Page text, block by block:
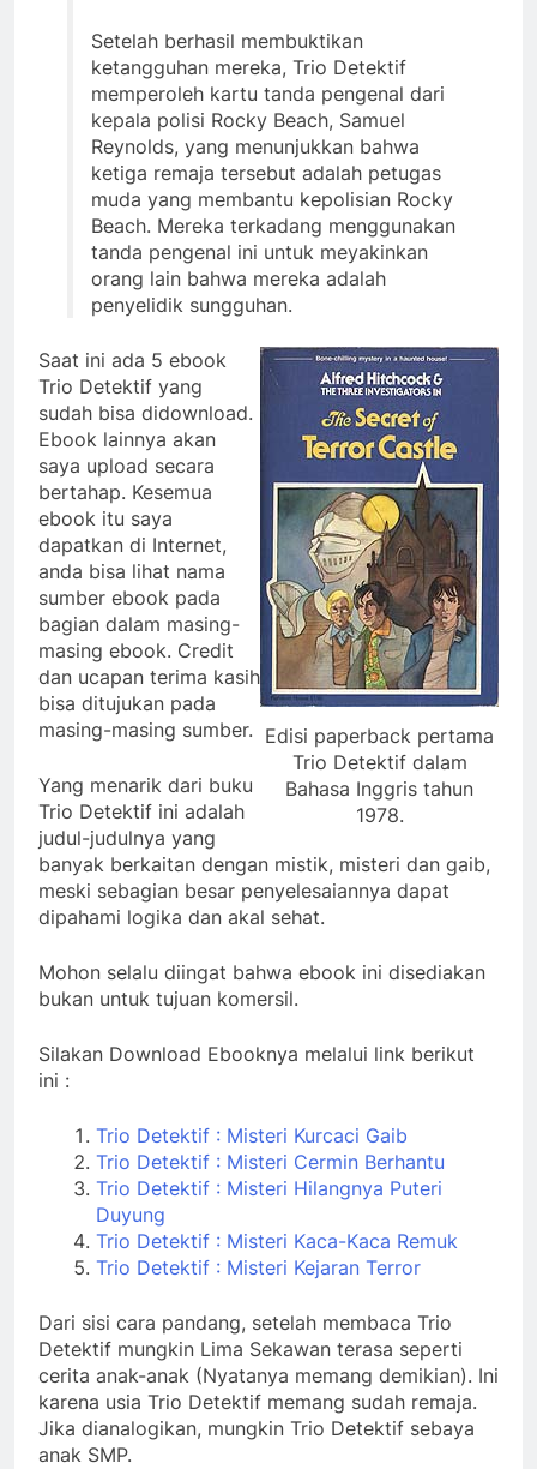
Setelah berhasil membuktikan
ketangguhan mereka, Trio Detektif
memperoleh kartu tanda pengenal dari
kepala polisi Rocky Beach, Samuel
Reynolds, yang menunjukkan bahwa
ketiga remaja tersebut adalah petugas
muda yang membantu kepolisian Rocky
Beach. Mereka terkadang menggunakan
tanda pengenal ini untuk meyakinkan
orang lain bahwa mereka adalah
penyelidik sungguhan.
Edisi paperback pertama
Trio Detektif dalam
Bahasa Inggris tahun
1978.
Saat ini ada 5 ebook
Trio Detektif yang
sudah bisa didownload.
Ebook lainnya akan
saya upload secara
bertahap. Kesemua
ebook itu saya
dapatkan di Internet,
anda bisa lihat nama
sumber ebook pada
bagian dalam masing-
masing ebook. Credit
dan ucapan terima kasih
bisa ditujukan pada
masing-masing sumber.
Yang menarik dari buku
Trio Detektif ini adalah
judul-judulnya yang
banyak berkaitan dengan mistik, misteri dan gaib,
meski sebagian besar penyelesaiannya dapat
dipahami logika dan akal sehat.
Mohon selalu diingat bahwa ebook ini disediakan
bukan untuk tujuan komersil.
Silakan Download Ebooknya melalui link berikut
ini :
Trio Detektif : Misteri Kurcaci Gaib
Trio Detektif : Misteri Cermin Berhantu
Trio Detektif : Misteri Hilangnya Puteri
Duyung
Trio Detektif : Misteri Kaca-Kaca Remuk
Trio Detektif : Misteri Kejaran Terror
Dari sisi cara pandang, setelah membaca Trio
Detektif mungkin Lima Sekawan terasa seperti
cerita anak-anak (Nyatanya memang demikian). Ini
karena usia Trio Detektif memang sudah remaja.
Jika dianalogikan, mungkin Trio Detektif sebaya
anak SMP.